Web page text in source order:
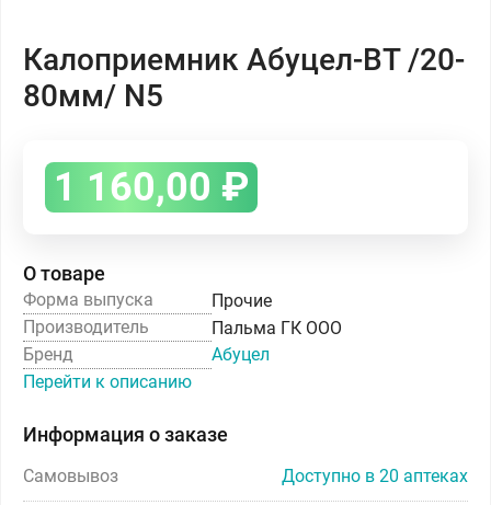
Калоприемник Абуцел-ВТ /20-
80мм/ N5
1 160,00 ₽
О товаре
Форма выпуска
Прочие
Производитель
Пальма ГК ООО
Бренд
Абуцел
Перейти к описанию
Информация о заказе
Самовывоз Доступно в 20 аптеках